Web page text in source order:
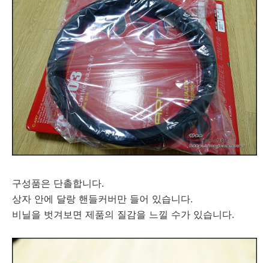
구성품은 단촐합니다.
상자 안에 달랑 핸들커버만 들어 있습니다.
비닐을 벗겨보면 제품의 질감을 느낄 수가 있습니다.